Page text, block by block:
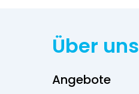
Über uns
Angebote